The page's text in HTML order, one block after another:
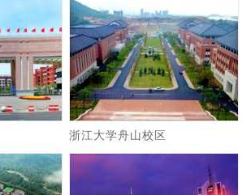
浙江大学舟山校区